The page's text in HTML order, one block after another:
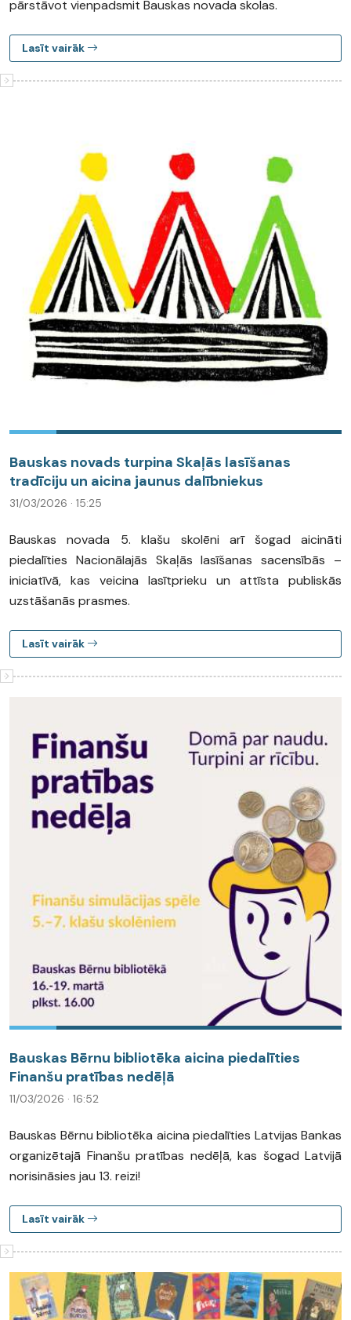
pārstāvot vienpadsmit Bauskas novada skolas.
Lasīt vairāk
Bauskas novads turpina Skaļās lasīšanas
tradīciju un aicina jaunus dalībniekus
31/03/2026 · 15:25
Bauskas novada 5. klašu skolēni arī šogad aicināti
piedalīties Nacionālajās Skaļās lasīšanas sacensībās –
iniciatīvā, kas veicina lasītprieku un attīsta publiskās
uzstāšanās prasmes.
Lasīt vairāk
Bauskas Bērnu bibliotēka aicina piedalīties
Finanšu pratības nedēļā
11/03/2026 · 16:52
Bauskas Bērnu bibliotēka aicina piedalīties Latvijas Bankas
organizētajā Finanšu pratības nedēļā, kas šogad Latvijā
norisināsies jau 13. reizi!
Lasīt vairāk